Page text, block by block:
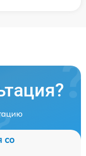
со